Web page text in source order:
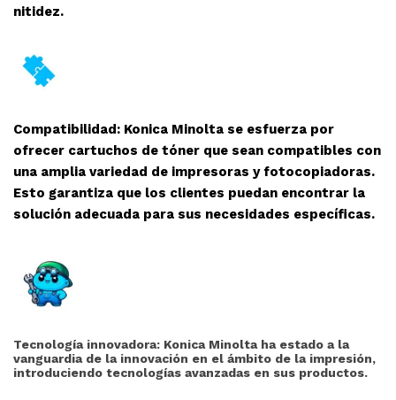
nitidez.
Compatibilidad: Konica Minolta se esfuerza por
ofrecer cartuchos de tóner que sean compatibles con
una amplia variedad de impresoras y fotocopiadoras.
Esto garantiza que los clientes puedan encontrar la
solución adecuada para sus necesidades específicas.
Tecnología innovadora: Konica Minolta ha estado a la
vanguardia de la innovación en el ámbito de la impresión,
introduciendo tecnologías avanzadas en sus productos.